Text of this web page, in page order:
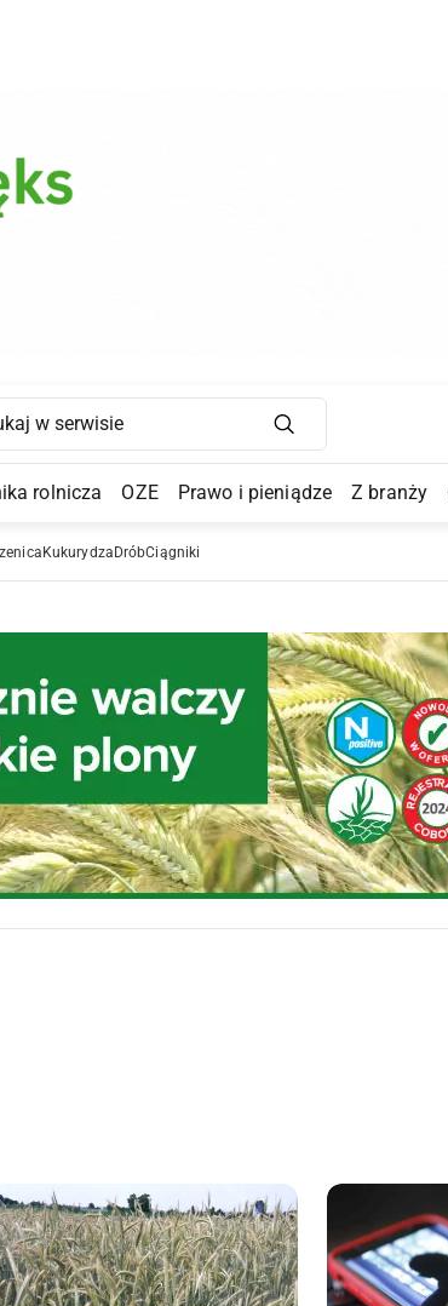
Main Navigation
Submenu
rolnicza OZE Prawo i pieniądze Z branży
Kukurydza DróbCiągniki